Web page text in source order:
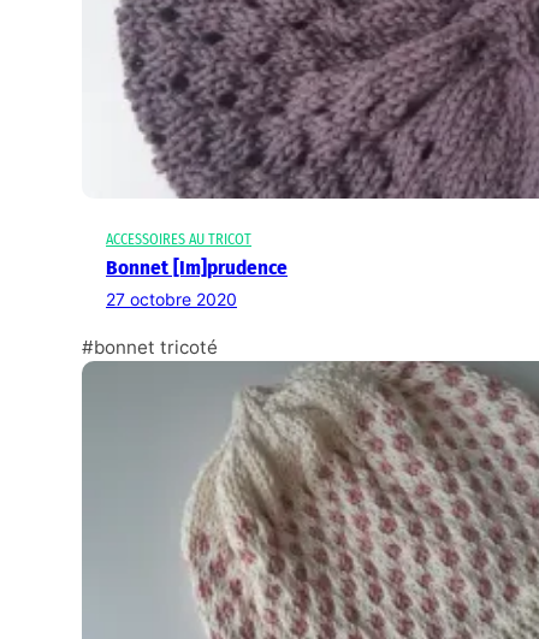
ACCESSOIRES AU TRICOT
Bonnet [Im]prudence
27 octobre 2020
#bonnet tricoté